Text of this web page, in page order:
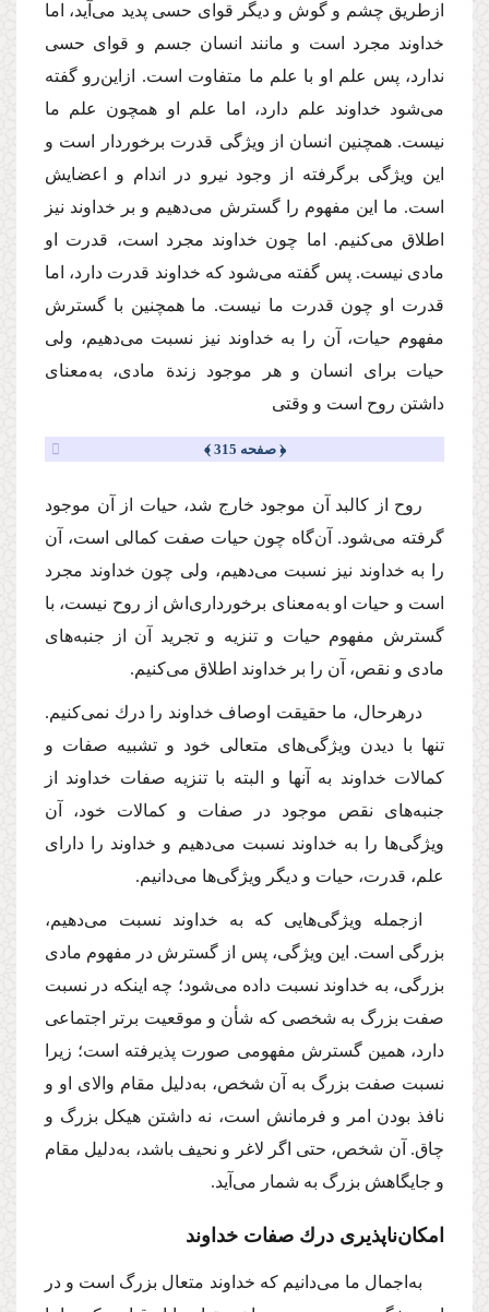
ازطریق چشم و گوش و دیگر قوای حسی پدید می‌آید، اما
خداوند مجرد است و مانند انسان جسم و قوای حسی
ندارد، پس علم او با علم ما متفاوت است. ازاین‌رو گفته
می‌شود خداوند علم دارد، اما علم او همچون علم ما
نیست. همچنین انسان از ویژگی قدرت برخوردار است و
این ویژگی برگرفته از وجود نیرو در اندام و اعضایش
است. ما این مفهوم را گسترش می‌دهیم و بر خداوند نیز
اطلاق می‌كنیم. اما چون خداوند مجرد است، قدرت او
مادی نیست. پس گفته می‌شود كه خداوند قدرت دارد، اما
قدرت او چون قدرت ما نیست. ما همچنین با گسترش
مفهوم حیات، آن‌ را به خداوند نیز نسبت می‌دهیم، ولی
حیات برای انسان و هر موجود زندة مادی،‌ به‌معنای
داشتن روح است و وقتی
﴿ صفحه 315 ﴾
روح از كالبد آن موجود خارج شد، حیات از آن موجود
گرفته می‌شود. آن‌گاه چون حیات صفت كمالی است، آن
‌را به خداوند نیز نسبت می‌دهیم، ولی چون خداوند مجرد
است و حیات او به‌معنای برخورداری‌اش از روح نیست، با
گسترش مفهوم حیات و تنزیه و تجرید آن از جنبه‌های
مادی و نقص، آن را بر خداوند اطلاق می‌كنیم.
درهرحال، ما حقیقت اوصاف خداوند را درك نمی‌كنیم.
تنها با دیدن ویژگی‌های متعالی خود و تشبیه صفات و
كمالات خداوند به آنها و البته با تنزیه صفات خداوند از
جنبه‌های نقص موجود در صفات و كمالات خود، آن
ویژگی‌ها را به خداوند نسبت می‌دهیم و خداوند را دارای
علم، قدرت، حیات و دیگر ویژگی‌ها می‌دانیم.
ازجمله ویژگی‌هایی كه به خداوند نسبت می‌دهیم،
بزرگی است. این ویژگی، پس از گسترش در مفهوم مادی
بزرگی، به خداوند نسبت داده می‌شود؛ چه ‌اینكه در نسبت
صفت بزرگ به شخصی كه شأن و موقعیت برتر اجتماعی
دارد، همین گسترش مفهومی صورت پذیرفته است؛ زیرا
نسبت صفت بزرگ به آن شخص، به‌دلیل مقام والای او و
نافذ بودن امر و فرمانش است، نه‌ داشتن هیكل بزرگ‌ و
چاق‌. آن شخص، حتی اگر لاغر و نحیف باشد، به‌دلیل مقام
و جایگاهش بزرگ به شمار می‌آید.
امكان‌ناپذیری درك صفات خداوند
به‌اجمال ما می‌دانیم كه خداوند متعال بزرگ است و در